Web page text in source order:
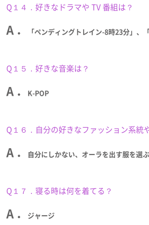
Q１４．好きなドラマや TV 番組は？
A ． 「ペンディングトレイン-8時23分」、
Q１５．好きな音楽は？
A ． K-POP
Q１６．自分の好きなファッション系統
A ． 自分にしかない、オーラを出す服を選
Q１７．寝る時は何を着てる？
A ． ジャージ